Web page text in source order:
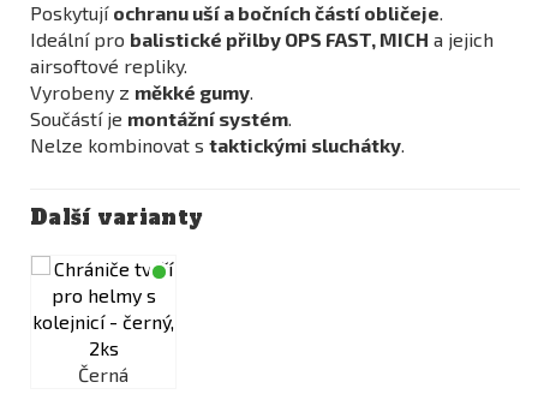
Poskytují ochranu uší a bočních částí obličeje.
Ideální pro balistické přilby OPS FAST, MICH a jejich
airsoftové repliky.
Vyrobeny z měkké gumy.
Součástí je montážní systém.
Nelze kombinovat s taktickými sluchátky.
Další varianty
Černá